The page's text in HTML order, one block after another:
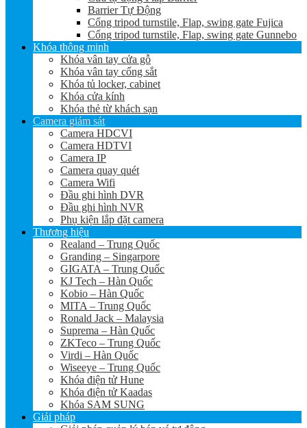
Barrier Tự Động
Cổng tripod turnstile, Flap, swing gate Fujica
Cổng tripod turnstile, Flap, swing gate Gunnebo
Khóa thông minh
Khóa vân tay cửa gỗ
Khóa vân tay cổng sắt
Khóa tủ locker, cabinet
Khóa cửa kính
Khóa thẻ từ khách sạn
Camera giám sát
Camera HDCVI
Camera HDTVI
Camera IP
Camera quay quét
Camera Wifi
Đầu ghi hình DVR
Đầu ghi hình NVR
Phụ kiện lắp đặt camera
Thương hiệu
Realand – Trung Quốc
Granding – Singarpore
GIGATA – Trung Quốc
KJ Tech – Hàn Quốc
Kobio – Hàn Quốc
MITA – Trung Quốc
Ronald Jack – Malaysia
Suprema – Hàn Quốc
ZKTeco – Trung Quốc
Virdi – Hàn Quốc
Wiseeye – Trung Quốc
Khóa điện tử Hune
Khóa điện tử Kaadas
Khóa SAM SUNG
Giải pháp